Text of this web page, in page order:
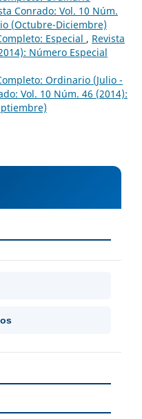
Conrado: Vol. 10 Núm.
(Octubre-Diciembre)
Especial , Revista
Número Especial
Ordinario (Julio -
Vol. 10 Núm. 46 (2014):